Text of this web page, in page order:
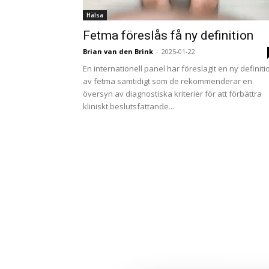
Hälsa
Fetma föreslås få ny definition
Brian van den Brink - 2025-01-22
En internationell panel har föreslagit en ny
av fetma samtidigt som de rekommenderar en
översyn av diagnostiska kriterier för att förbättra
kliniskt beslutsfattande...